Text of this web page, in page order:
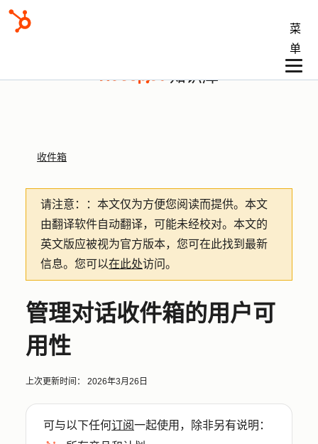
菜
单
知识库
收件箱
请注意： ：本文仅为方便您阅读而提供。 本文
由翻译软件自动翻译，可能未经校对。本文的
英文版应被视为官方版本，您可在此找到最新
信息。您可以在此处访问。
管理对话收件箱的用户可
用性
上次更新时间： 2026年3月26日
可与以下任何订阅一起使用，除非另有说明：